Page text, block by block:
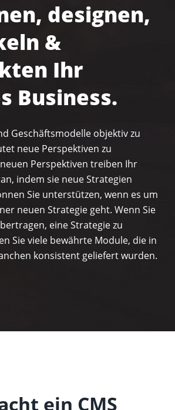
designen,
&
Ihr
Business.
Geschäftsmodelle objektiv zu
neue Perspektiven zu
Perspektiven treiben Ihr
indem sie neue Strategien
Sie unterstützen, wenn es um
neuen Strategie geht. Wenn Sie
eine Strategie zu
Sie viele bewährte Module, die in
konsistent geliefert wurden.
ein CMS